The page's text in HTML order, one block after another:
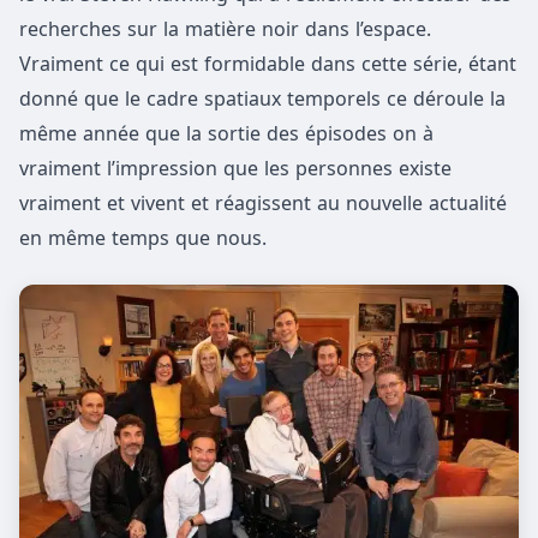
recherches sur la matière noir dans l’espace.
Vraiment ce qui est formidable dans cette série, étant
donné que le cadre spatiaux temporels ce déroule la
même année que la sortie des épisodes on à
vraiment l’impression que les personnes existe
vraiment et vivent et réagissent au nouvelle actualité
en même temps que nous.